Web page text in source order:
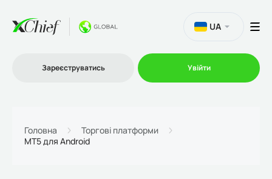
UA
Зареєструватись Увійти
Головна
Торгові платформи
MT5 для Android